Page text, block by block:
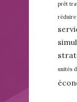
prêt
réduire
unités